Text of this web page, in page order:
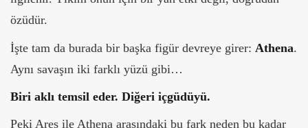
özüdür.
İşte tam da burada bir başka figür devreye girer: Athena.
Aynı savaşın iki farklı yüzü gibi…
Biri aklı temsil eder. Diğeri içgüdüyü.
Peki Ares ile Athena arasındaki bu fark neden bu kadar